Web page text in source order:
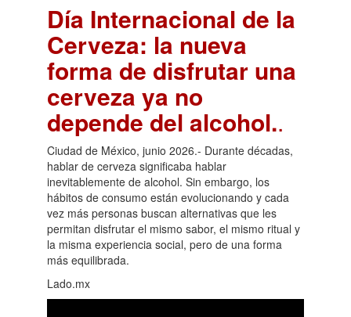
Día Internacional de la
Cerveza: la nueva
forma de disfrutar una
cerveza ya no
depende del alcohol..
Ciudad de México, junio 2026.- Durante décadas,
hablar de cerveza significaba hablar
inevitablemente de alcohol. Sin embargo, los
hábitos de consumo están evolucionando y cada
vez más personas buscan alternativas que les
permitan disfrutar el mismo sabor, el mismo ritual y
la misma experiencia social, pero de una forma
más equilibrada.
Lado.mx